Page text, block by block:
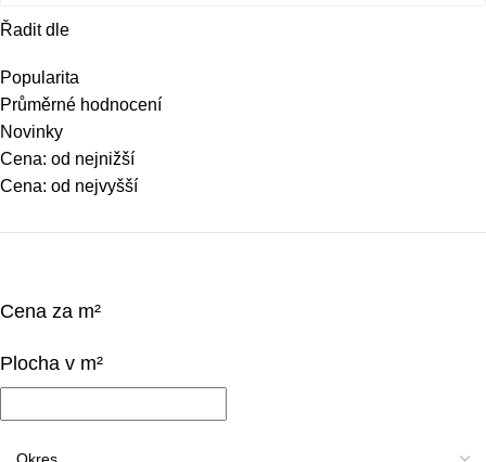
Řadit dle
Popularita
Průměrné hodnocení
Novinky
Cena: od nejnižší
Cena: od nejvyšší
Cena za m²
Plocha v m²